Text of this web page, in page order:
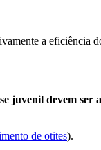
a eficiência
juvenil devem ser
de otites).